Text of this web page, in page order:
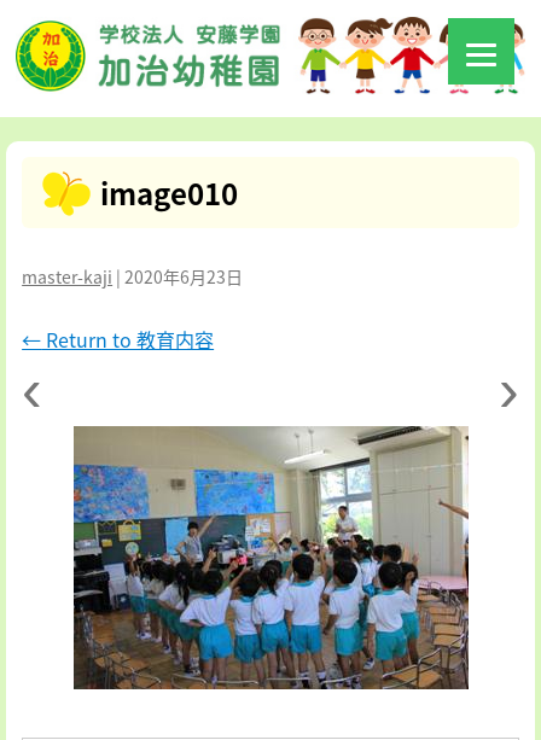
image010
master-kaji |2020年6月23日
← Return to 教育内容
‹ ›